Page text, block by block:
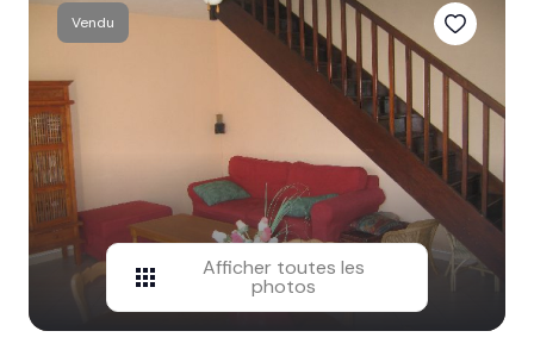
contact
Vendu
Afficher toutes les
photos